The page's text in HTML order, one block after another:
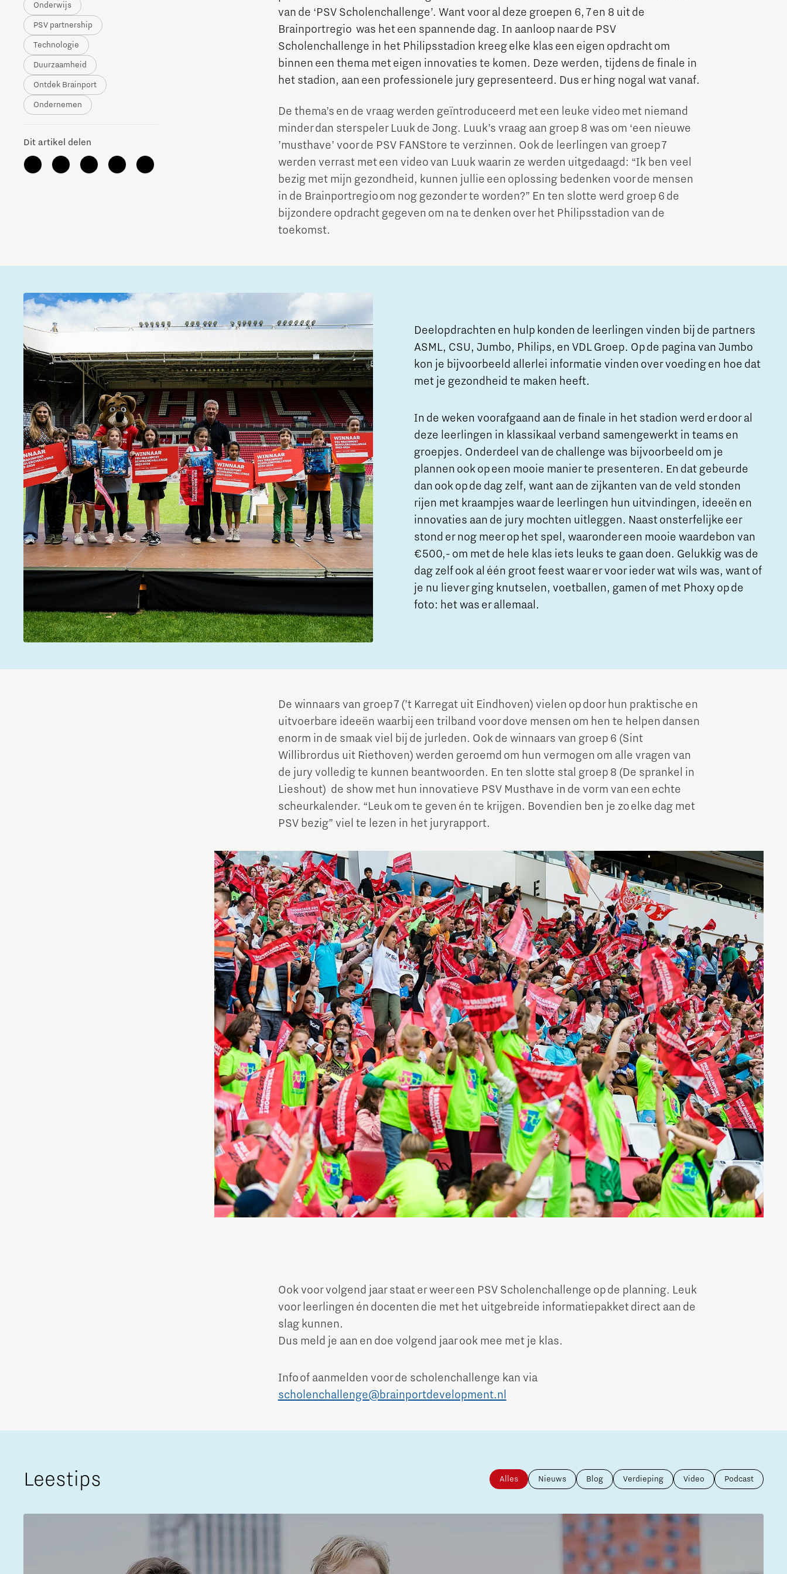
Brainport Industries Campus
High Tech Campus Eindhoven
Strijp District
TU/e Campus
Micro and nano electronics Food
Next Tech Food Factories
The Gate voor tech startups
Hoe bescherm ik mijn idee?
Brainport Networking Financials
Onderwijs
PSV partnership
Technologie
Duurzaamheid
Ontdek Brainport
Ondernemen
Dit artikel delen
van de ‘PSV Scholenchallenge’. Want voor al deze groepen 6, 7 en 8 uit de
Brainportregio was het een spannende dag. In aanloop naar de PSV
Scholenchallenge in het Philipsstadion kreeg elke klas een eigen opdracht om
binnen een thema met eigen innovaties te komen. Deze werden, tijdens de finale in
het stadion, aan een professionele jury gepresenteerd. Dus er hing nogal wat vanaf.
De thema’s en de vraag werden geïntroduceerd met een leuke video met niemand
minder dan sterspeler Luuk de Jong. Luuk’s vraag aan groep 8 was om ‘een nieuwe
’musthave’ voor de PSV FANStore te verzinnen. Ook de leerlingen van groep 7
werden verrast met een video van Luuk waarin ze werden uitgedaagd: “Ik ben veel
bezig met mijn gezondheid, kunnen jullie een oplossing bedenken voor de mensen
in de Brainportregio om nog gezonder te worden?” En ten slotte werd groep 6 de
bijzondere opdracht gegeven om na te denken over het Philipsstadion van de
toekomst.
Deelopdrachten en hulp konden de leerlingen vinden bij de partners
ASML, CSU, Jumbo, Philips, en VDL Groep. Op de pagina van Jumbo
kon je bijvoorbeeld allerlei informatie vinden over voeding en hoe dat
met je gezondheid te maken heeft.
In de weken voorafgaand aan de finale in het stadion werd er door al
deze leerlingen in klassikaal verband samengewerkt in teams en
groepjes. Onderdeel van de challenge was bijvoorbeeld om je
plannen ook op een mooie manier te presenteren. En dat gebeurde
dan ook op de dag zelf, want aan de zijkanten van de veld stonden
rijen met kraampjes waar de leerlingen hun uitvindingen, ideeën en
innovaties aan de jury mochten uitleggen. Naast onsterfelijke eer
stond er nog meer op het spel, waaronder een mooie waardebon van
€500,- om met de hele klas iets leuks te gaan doen. Gelukkig was de
dag zelf ook al één groot feest waar er voor ieder wat wils was, want of
je nu liever ging knutselen, voetballen, gamen of met Phoxy op de
foto: het was er allemaal.
De winnaars van groep 7 (’t Karregat uit Eindhoven) vielen op door hun praktische en
uitvoerbare ideeën waarbij een trilband voor dove mensen om hen te helpen dansen
enorm in de smaak viel bij de jurleden. Ook de winnaars van groep 6 (Sint
Willibrordus uit Riethoven) werden geroemd om hun vermogen om alle vragen van
de jury volledig te kunnen beantwoorden. En ten slotte stal groep 8 (De sprankel in
Lieshout) de show met hun innovatieve PSV Musthave in de vorm van een echte
scheurkalender. “Leuk om te geven én te krijgen. Bovendien ben je zo elke dag met
PSV bezig” viel te lezen in het juryrapport.
Ook voor volgend jaar staat er weer een PSV Scholenchallenge op de planning. Leuk
voor leerlingen én docenten die met het uitgebreide informatiepakket direct aan de
slag kunnen.
Dus meld je aan en doe volgend jaar ook mee met je klas.
Info of aanmelden voor de scholenchallenge kan via
scholenchallenge@brainportdevelopment.nl
Leestips Alles Nieuws Blog Verdieping Video Podcast